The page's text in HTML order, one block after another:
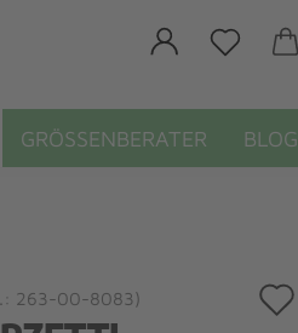
GRÖSSENBERATER BLOG
263-00-8083)